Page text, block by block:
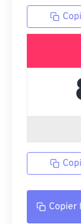
Copier